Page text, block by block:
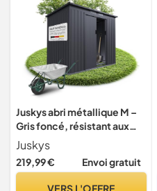
Juskys abri métallique M –
Gris foncé, résistant aux
intempéries avec Cadre de
Fondation, Porte
coulissante & verrouillable
Juskys
219,99 € Envoi gratuit
VERS L'OFFRE